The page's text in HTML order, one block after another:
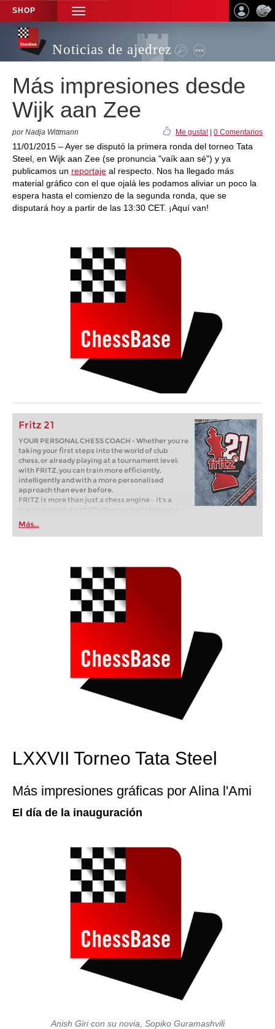
SHOP
TOGGLE
NAVIGATION
Noticias de ajedrez
Más impresiones desde
Wijk aan Zee
por Nadja Wittmann Me gusta! 0 Comentarios
11/01/2015 – Ayer se disputó la primera ronda del torneo Tata
Steel, en Wijk aan Zee (se pronuncia "vaík aan sé") y ya
publicamos un reportaje al respecto. Nos ha llegado más
material gráfico con el que ojalá les podamos aliviar un poco la
espera hasta el comienzo de la segunda ronda, que se
disputará hoy a partir de las 13:30 CET. ¡Aquí van!
Fritz 21
YOUR PERSONAL CHESS COACH - Whether you’re
taking your first steps into the world of club
chess, or already playing at a tournament level:
with FRITZ, you can train more efficiently,
intelligently and with a more personalised
approach than ever before.
FRITZ is more than just a chess engine – it’s a
training revolution! Whether you’re taking your
first steps into the world of club chess, or already
playing at a tournament level: with FRITZ, you can
train more efficiently, intelligently and with a
Más...
LXXVII Torneo Tata Steel
Más impresiones gráficas por Alina l'Ami
El día de la inauguración
Anish Giri con su novia, Sopiko Guramashvili